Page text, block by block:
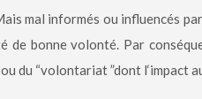
mal informés ou influencés
de bonne volonté. Par
ou du “volontariat ”dont